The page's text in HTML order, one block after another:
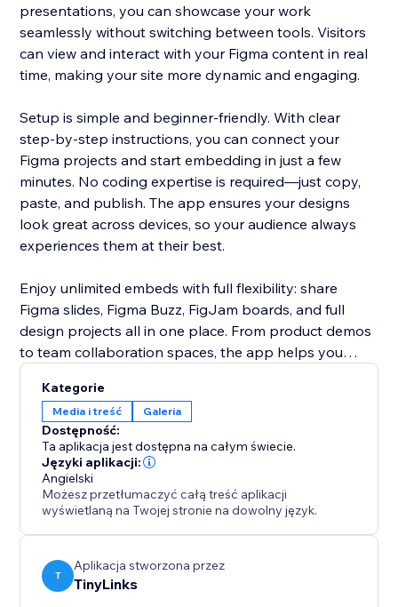
presentations, you can showcase your work
seamlessly without switching between tools. Visitors
can view and interact with your Figma content in real
time, making your site more dynamic and engaging.
Setup is simple and beginner-friendly. With clear
step-by-step instructions, you can connect your
Figma projects and start embedding in just a few
minutes. No coding expertise is required—just copy,
paste, and publish. The app ensures your designs
look great across devices, so your audience always
experiences them at their best.
Enjoy unlimited embeds with full flexibility: share
Figma slides, Figma Buzz, FigJam boards, and full
design projects all in one place. From product demos
to team collaboration spaces, the app helps you
Keep everything interactive, organized, and
accessible, right on your own website.
Kategorie
Media i treść Galeria
Dostępność:
Ta aplikacja jest dostępna na całym świecie.
Języki aplikacji:
Angielski
Możesz przetłumaczyć całą treść aplikacji
wyświetlaną na Twojej stronie na dowolny język.
T
Aplikacja stworzona przez
TinyLinks